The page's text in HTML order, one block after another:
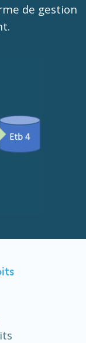
de gestion